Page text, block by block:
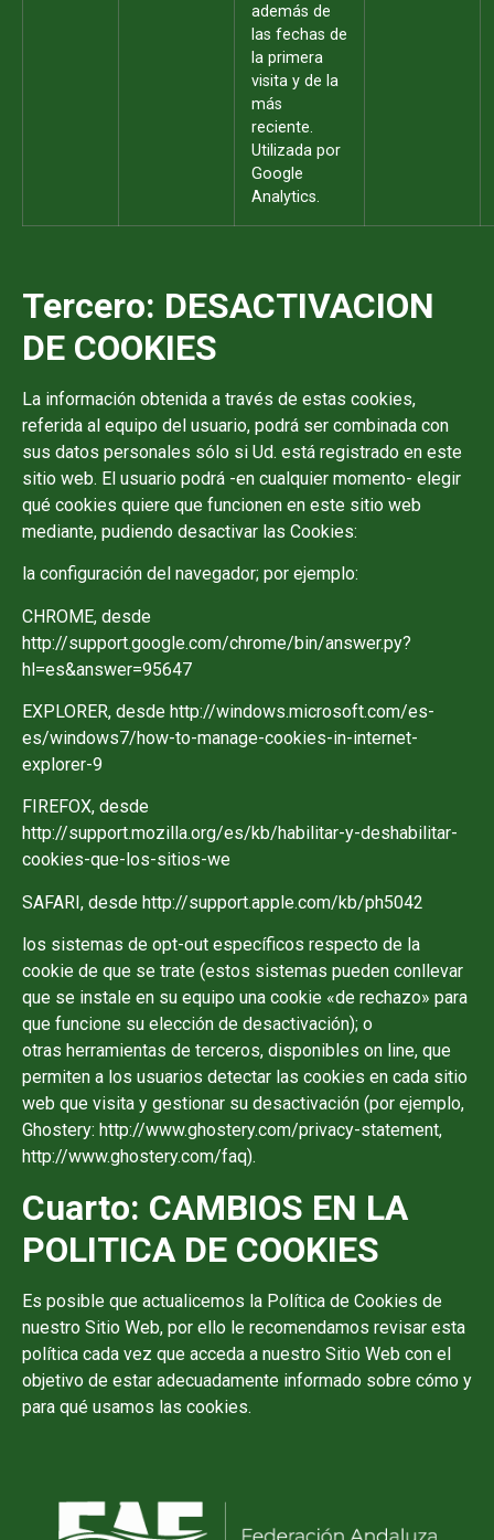
además de
las fechas de
la primera
visita y de la
más
reciente.
Utilizada por
Google
Analytics.
Tercero: DESACTIVACION
DE COOKIES
La información obtenida a través de estas cookies,
referida al equipo del usuario, podrá ser combinada con
sus datos personales sólo si Ud. está registrado en este
sitio web. El usuario podrá -en cualquier momento- elegir
qué cookies quiere que funcionen en este sitio web
mediante, pudiendo desactivar las Cookies:
la configuración del navegador; por ejemplo:
CHROME, desde
http://support.google.com/chrome/bin/answer.py?
hl=es&answer=95647
EXPLORER, desde http://windows.microsoft.com/es-
es/windows7/how-to-manage-cookies-in-internet-
explorer-9
FIREFOX, desde
http://support.mozilla.org/es/kb/habilitar-y-deshabilitar-
cookies-que-los-sitios-we
SAFARI, desde http://support.apple.com/kb/ph5042
los sistemas de opt-out específicos respecto de la
cookie de que se trate (estos sistemas pueden conllevar
que se instale en su equipo una cookie «de rechazo» para
que funcione su elección de desactivación); o
otras herramientas de terceros, disponibles on line, que
permiten a los usuarios detectar las cookies en cada sitio
web que visita y gestionar su desactivación (por ejemplo,
Ghostery: http://www.ghostery.com/privacy-statement,
http://www.ghostery.com/faq).
Cuarto: CAMBIOS EN LA
POLITICA DE COOKIES
Es posible que actualicemos la Política de Cookies de
nuestro Sitio Web, por ello le recomendamos revisar esta
política cada vez que acceda a nuestro Sitio Web con el
objetivo de estar adecuadamente informado sobre cómo y
para qué usamos las cookies.